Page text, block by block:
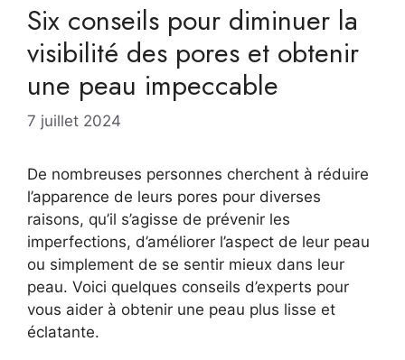
Six conseils pour diminuer la
visibilité des pores et obtenir
une peau impeccable
7 juillet 2024
De nombreuses personnes cherchent à réduire
l’apparence de leurs pores pour diverses
raisons, qu’il s’agisse de prévenir les
imperfections, d’améliorer l’aspect de leur peau
ou simplement de se sentir mieux dans leur
peau. Voici quelques conseils d’experts pour
vous aider à obtenir une peau plus lisse et
éclatante.